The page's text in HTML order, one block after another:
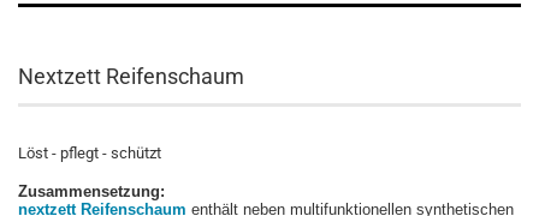
Nextzett Reifenschaum
Löst - pflegt - schützt
Zusammensetzung:
nextzett Reifenschaum enthält neben multifunktionellen synthetischen